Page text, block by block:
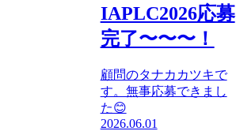
IAPLC2026応募
完了〜〜〜！
顧問のタナカカツキで
す。無事応募できまし
た😊
2026.06.01